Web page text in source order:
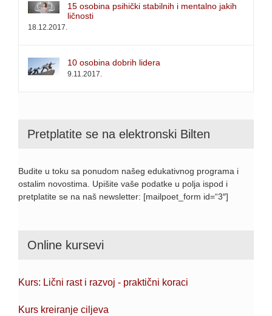
15 osobina psihički stabilnih i mentalno jakih
ličnosti
18.12.2017.
10 osobina dobrih lidera
9.11.2017.
Pretplatite se na elektronski Bilten
Budite u toku sa ponudom našeg edukativnog programa i
ostalim novostima. Upišite vaše podatke u polja ispod i
pretplatite se na naš newsletter: [mailpoet_form id=“3″]
Online kursevi
Kurs: Lični rast i razvoj - praktični koraci
Kurs kreiranje ciljeva